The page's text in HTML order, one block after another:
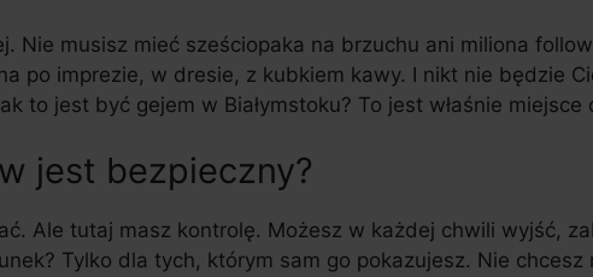
Nie musisz mieć sześciopaka na brzuchu ani miliona
po imprezie, w dresie, z kubkiem kawy. I nikt nie będzie
to jest być gejem w Białymstoku? To jest właśnie miejsce
jest bezpieczny?
Ale tutaj masz kontrolę. Możesz w każdej chwili wyjść,
Tylko dla tych, którym sam go pokazujesz. Nie chcesz